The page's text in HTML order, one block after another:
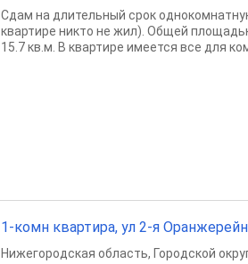
Сдам на длительный срок
квартире никто не жил). Общей
15.7 кв.м. В квартире имеется все для
1-комн квартира, ул 2-я
Нижегородская область, Городской